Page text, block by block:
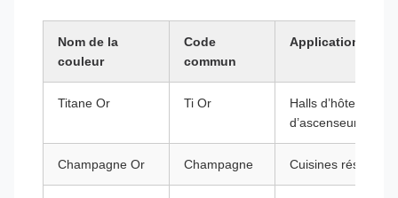
Nom de la
couleur
Code
commun
Applications
Titane Or Ti Or
Halls d’hôtel,
d’ascenseur
Champagne Or Champagne Cuisines